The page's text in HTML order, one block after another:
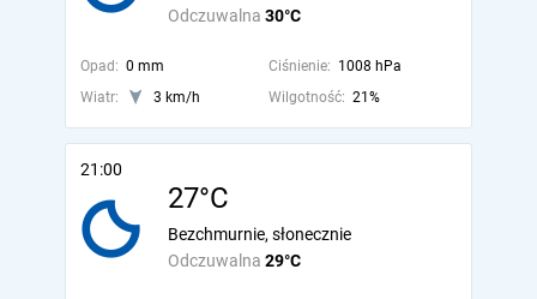
Odczuwalna 30°C
Opad: 0 mm Ciśnienie: 1008 hPa
Wiatr:
3 km/h Wilgotność: 21%
21:00
27°C
Odczuwalna 29°C
Bezchmurnie, słonecznie